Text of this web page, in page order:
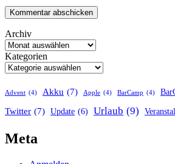
Archiv
Kategorien
Advent (4) Akku (7) Apple (4) BarCamp (4)
Twitter (7) Update (6) Urlaub (9)
Meta